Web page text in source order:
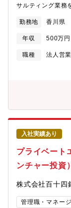
サルティング業務
門サービスを活用
手は、同行と預貸
す。これまでの経
目指せる環境です
プロフェッショ
成長支援】■経営
戦略支援■原価管
継支援■M&A支援
域コンサルティン
■医療・介護分野
【ものづくり企業
さまの経営パート
支援まで一貫して
ーーーーーーーー
年取引のある法人
し、最適なソリュ
く、お客さまと長
勤務地 香川県
年収 500万
職種
法人営業
入社実績あり
プライベート
ンチャー投資）
株式会社百十四
管理職・マネー